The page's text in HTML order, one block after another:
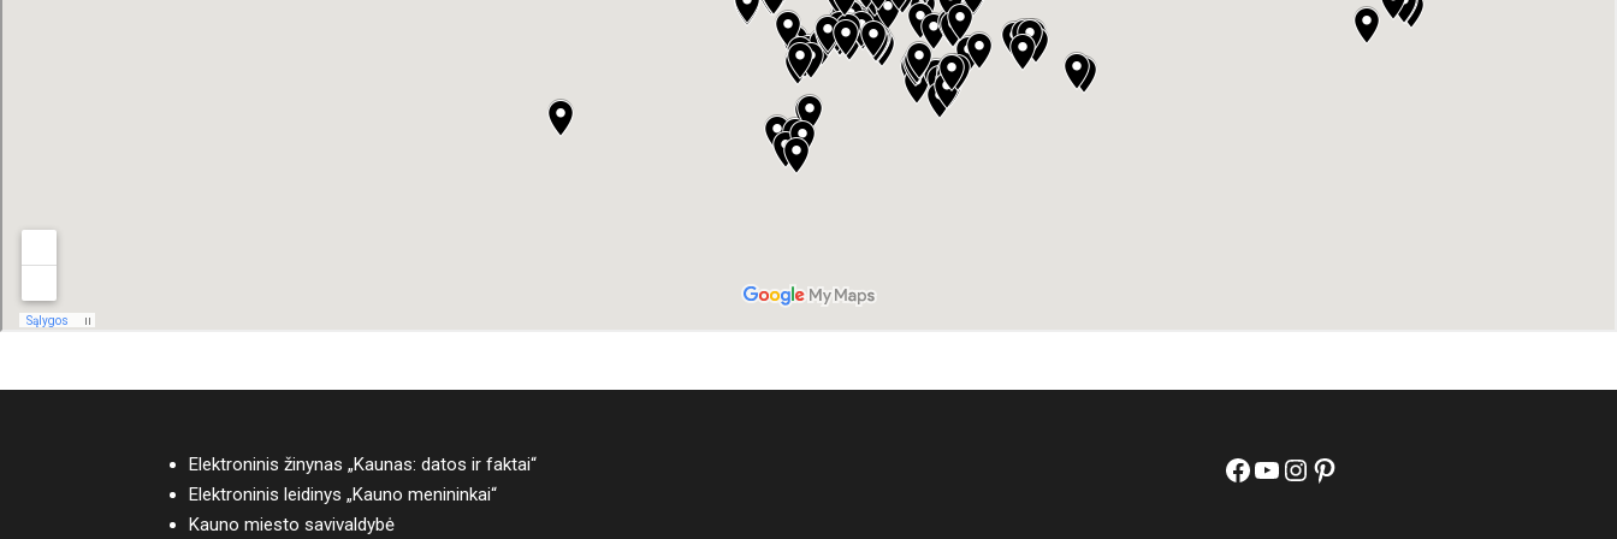
Elektroninis žinynas „Kaunas: datos ir faktai“
Elektroninis leidinys „Kauno menininkai“
Kauno miesto savivaldybė
Facebook
YouTube
Instagram
Pinterest